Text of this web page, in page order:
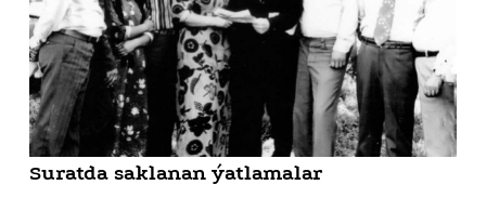
Suratda saklanan ýatlamalar